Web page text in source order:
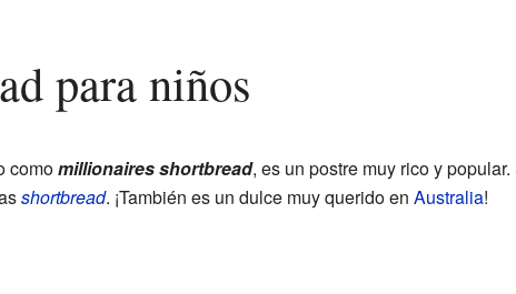
para niños
comomillionaires shortbread, es un postre muy rico y
shortbread. ¡También es un dulce muy querido en Australia!